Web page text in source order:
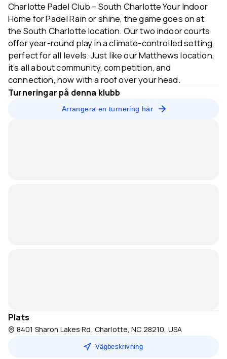
Charlotte Padel Club – South Charlotte Your Indoor
Home for Padel Rain or shine, the game goes on at
the South Charlotte location. Our two indoor courts
offer year-round play in a climate-controlled setting,
perfect for all levels. Just like our Matthews location,
it’s all about community, competition, and
connection, now with a roof over your head.
Turneringar på denna klubb
Arrangera en turnering här
Plats
8401 Sharon Lakes Rd, Charlotte, NC 28210, USA
Vägbeskrivning